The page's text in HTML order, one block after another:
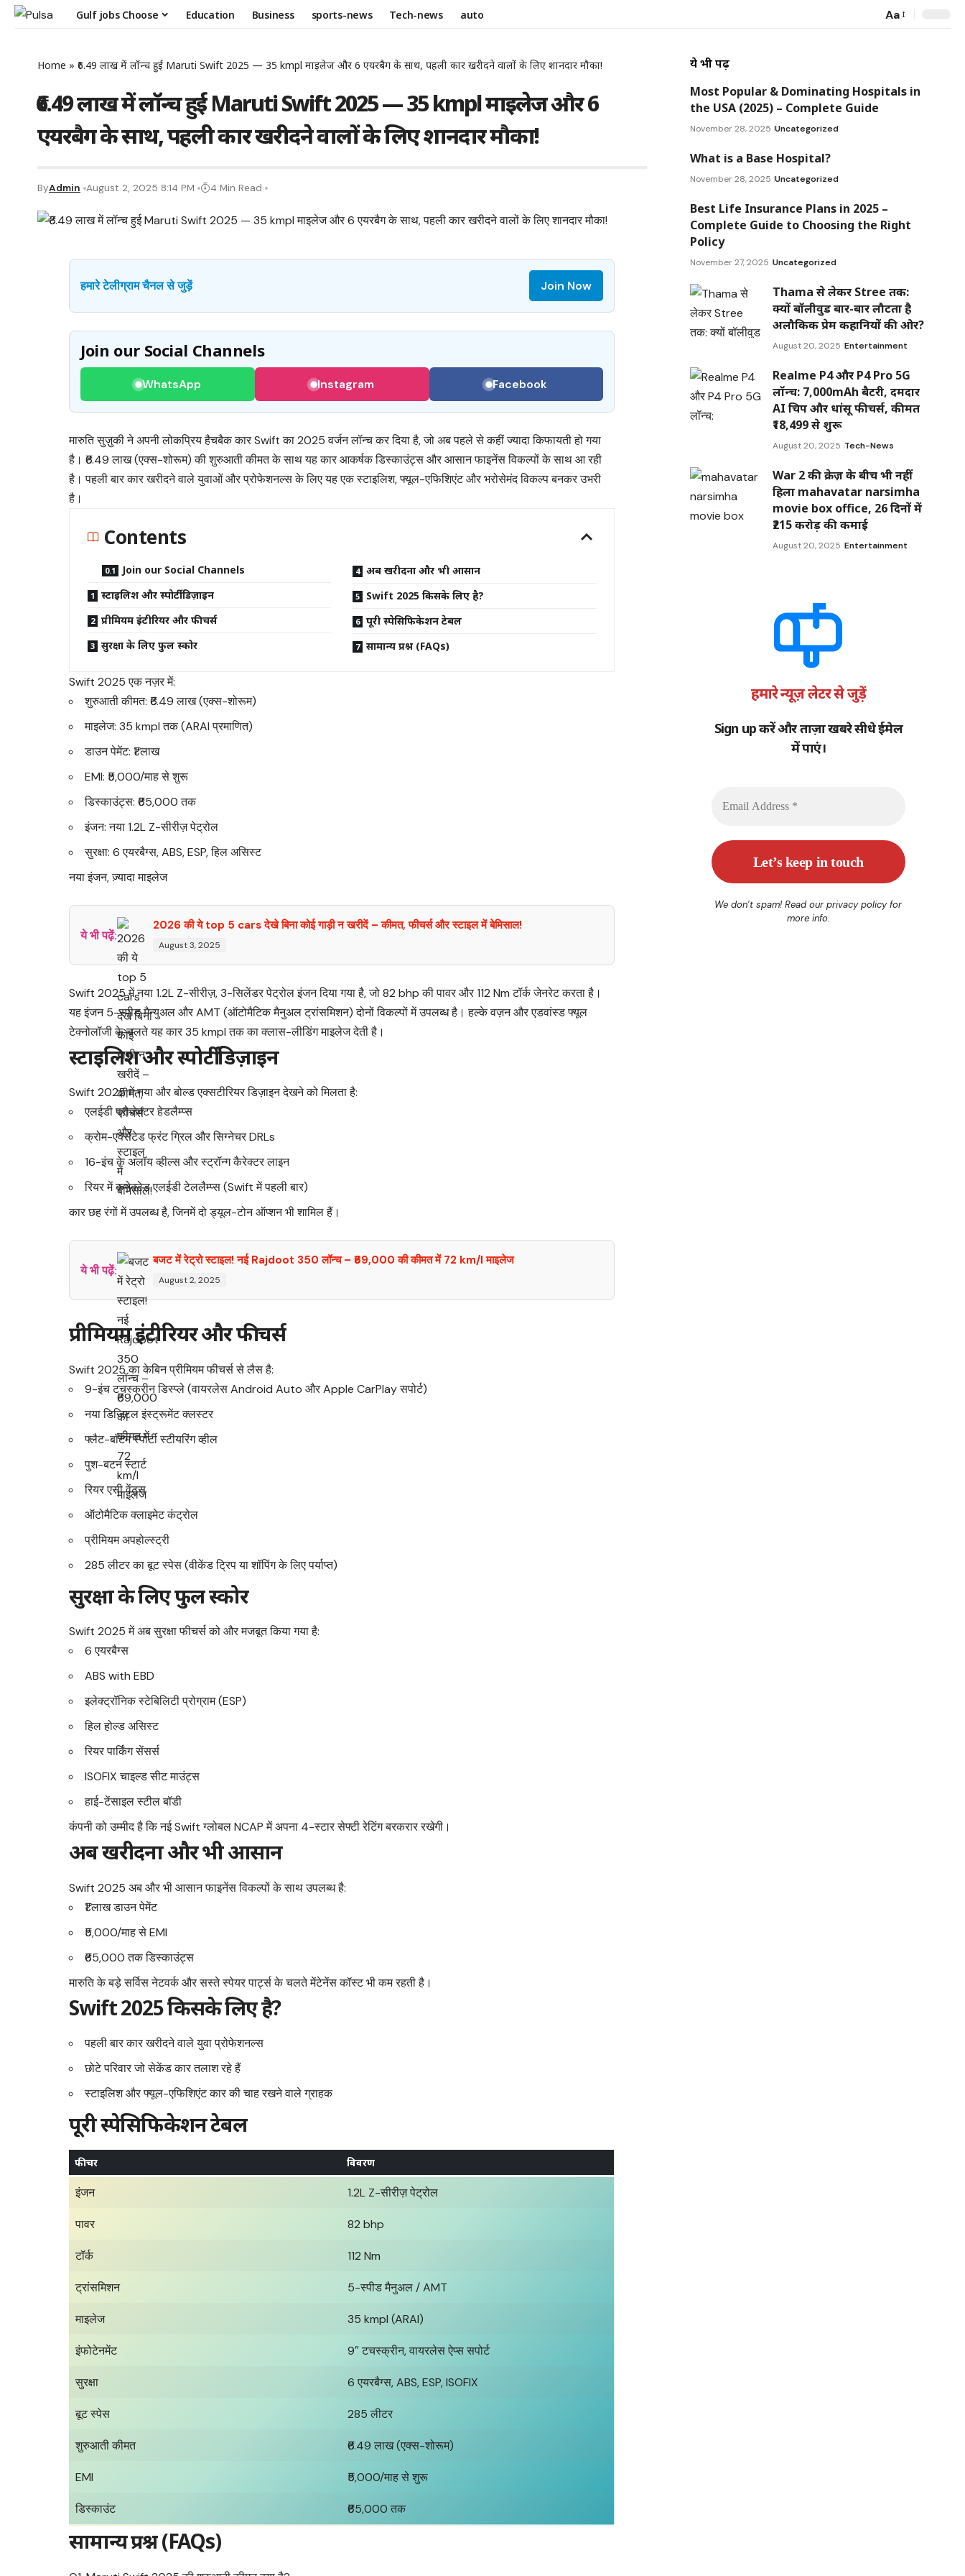
Gulf jobs Choose Education Business sports-news Tech-news auto Aa
Home » ₹6.49 लाख में लॉन्च हुई Maruti Swift 2025 — 35 kmpl माइलेज और 6 एयरबैग के साथ, पहली कार खरीदने वालों के लिए शानदार मौका!
₹6.49 लाख में लॉन्च हुई Maruti Swift 2025 — 35 kmpl माइलेज और 6
एयरबैग के साथ, पहली कार खरीदने वालों के लिए शानदार मौका!
ByAdmin August 2, 2025 8:14 PM 4 Min Read
हमारे टेलीग्राम चैनल से जुड़ें Join Now
Join our Social Channels
WhatsApp Instagram Facebook
मारुति सुज़ुकी ने अपनी लोकप्रिय हैचबैक कार Swift का 2025 वर्जन लॉन्च कर दिया है, जो अब पहले से कहीं ज्यादा किफायती हो गया
है। ₹6.49 लाख (एक्स-शोरूम) की शुरुआती कीमत के साथ यह कार आकर्षक डिस्काउंट्स और आसान फाइनेंस विकल्पों के साथ आ रही
है। पहली बार कार खरीदने वाले युवाओं और प्रोफेशनल्स के लिए यह एक स्टाइलिश, फ्यूल-एफिशिएंट और भरोसेमंद विकल्प बनकर उभरी
है।
Contents
Join our Social Channels
स्टाइलिश और स्पोर्टी डिज़ाइन
प्रीमियम इंटीरियर और फीचर्स
सुरक्षा के लिए फुल स्कोर
अब खरीदना और भी आसान
Swift 2025 किसके लिए है?
पूरी स्पेसिफिकेशन टेबल
सामान्य प्रश्न (FAQs)
Swift 2025 एक नज़र में:
शुरुआती कीमत: ₹6.49 लाख (एक्स-शोरूम)
माइलेज: 35 kmpl तक (ARAI प्रमाणित)
डाउन पेमेंट: ₹1 लाख
EMI: ₹5,000/माह से शुरू
डिस्काउंट्स: ₹65,000 तक
इंजन: नया 1.2L Z-सीरीज़ पेट्रोल
सुरक्षा: 6 एयरबैग्स, ABS, ESP, हिल असिस्ट
नया इंजन, ज़्यादा माइलेज
ये भी पढ़ें:
2026 की ये top 5 cars देखे बिना कोई गाड़ी न खरीदें – कीमत, फीचर्स और स्टाइल में बेमिसाल!
August 3, 2025
Swift 2025 में नया 1.2L Z-सीरीज़, 3-सिलेंडर पेट्रोल इंजन दिया गया है, जो 82 bhp की पावर और 112 Nm टॉर्क जेनरेट करता है।
यह इंजन 5-स्पीड मैन्युअल और AMT (ऑटोमैटिक मैनुअल ट्रांसमिशन) दोनों विकल्पों में उपलब्ध है। हल्के वज़न और एडवांस्ड फ्यूल
टेक्नोलॉजी के चलते यह कार 35 kmpl तक का क्लास-लीडिंग माइलेज देती है।
स्टाइलिश और स्पोर्टी डिज़ाइन
Swift 2025 में नया और बोल्ड एक्सटीरियर डिज़ाइन देखने को मिलता है:
एलईडी प्रोजेक्टर हेडलैम्प्स
क्रोम-एक्सेंटेड फ्रंट ग्रिल और सिग्नेचर DRLs
16-इंच के अलॉय व्हील्स और स्ट्रॉन्ग कैरेक्टर लाइन
रियर में कनेक्टेड एलईडी टेललैम्प्स (Swift में पहली बार)
कार छह रंगों में उपलब्ध है, जिनमें दो ड्यूल-टोन ऑप्शन भी शामिल हैं।
ये भी पढ़ें:
बजट में रेट्रो स्टाइल! नई Rajdoot 350 लॉन्च – ₹69,000 की कीमत में 72 km/l माइलेज
August 2, 2025
प्रीमियम इंटीरियर और फीचर्स
Swift 2025 का केबिन प्रीमियम फीचर्स से लैस है:
9-इंच टचस्क्रीन डिस्प्ले (वायरलेस Android Auto और Apple CarPlay सपोर्ट)
नया डिजिटल इंस्ट्रूमेंट क्लस्टर
फ्लैट-बॉटम स्पोर्टी स्टीयरिंग व्हील
पुश-बटन स्टार्ट
रियर एसी वेंट्स
ऑटोमैटिक क्लाइमेट कंट्रोल
प्रीमियम अपहोल्स्ट्री
285 लीटर का बूट स्पेस (वीकेंड ट्रिप या शॉपिंग के लिए पर्याप्त)
सुरक्षा के लिए फुल स्कोर
Swift 2025 में अब सुरक्षा फीचर्स को और मजबूत किया गया है:
6 एयरबैग्स
ABS with EBD
इलेक्ट्रॉनिक स्टेबिलिटी प्रोग्राम (ESP)
हिल होल्ड असिस्ट
रियर पार्किंग सेंसर्स
ISOFIX चाइल्ड सीट माउंट्स
हाई-टेंसाइल स्टील बॉडी
कंपनी को उम्मीद है कि नई Swift ग्लोबल NCAP में अपना 4-स्टार सेफ्टी रेटिंग बरकरार रखेगी।
अब खरीदना और भी आसान
Swift 2025 अब और भी आसान फाइनेंस विकल्पों के साथ उपलब्ध है:
₹1 लाख डाउन पेमेंट
₹5,000/माह से EMI
₹65,000 तक डिस्काउंट्स
मारुति के बड़े सर्विस नेटवर्क और सस्ते स्पेयर पार्ट्स के चलते मेंटेनेंस कॉस्ट भी कम रहती है।
Swift 2025 किसके लिए है?
पहली बार कार खरीदने वाले युवा प्रोफेशनल्स
छोटे परिवार जो सेकेंड कार तलाश रहे हैं
स्टाइलिश और फ्यूल-एफिशिएंट कार की चाह रखने वाले ग्राहक
पूरी स्पेसिफिकेशन टेबल
फीचर विवरण
इंजन 1.2L Z-सीरीज़ पेट्रोल
पावर 82 bhp
टॉर्क 112 Nm
ट्रांसमिशन 5-स्पीड मैनुअल / AMT
माइलेज 35 kmpl (ARAI)
इंफोटेनमेंट 9″ टचस्क्रीन, वायरलेस ऐप्स सपोर्ट
सुरक्षा 6 एयरबैग्स, ABS, ESP, ISOFIX
बूट स्पेस 285 लीटर
शुरुआती कीमत ₹6.49 लाख (एक्स-शोरूम)
EMI ₹5,000/माह से शुरू
डिस्काउंट ₹65,000 तक
सामान्य प्रश्न (FAQs)
ये भी पढ़ें
Most Popular & Dominating Hospitals in
the USA (2025) – Complete Guide
November 28, 2025 Uncategorized
What is a Base Hospital?
November 28, 2025 Uncategorized
Best Life Insurance Plans in 2025 –
Complete Guide to Choosing the Right
Policy
November 27, 2025 Uncategorized
Thama से लेकर Stree तक:
क्यों बॉलीवुड बार-बार लौटता है
अलौकिक प्रेम कहानियों की ओर?
August 20, 2025 Entertainment
Realme P4 और P4 Pro 5G
लॉन्च: 7,000mAh बैटरी, दमदार
AI चिप और धांसू फीचर्स, कीमत
₹18,499 से शुरू
August 20, 2025 Tech-News
War 2 की क्रेज़ के बीच भी नहीं
हिला mahavatar narsimha
movie box office, 26 दिनों में
₹215 करोड़ की कमाई
August 20, 2025 Entertainment
हमारे न्यूज़ लेटर से जुड़ें
Sign up करें और ताज़ा खबरे सीधे ईमेल
में पाएं।
We don’t spam! Read ourprivacy policyfor
more info.